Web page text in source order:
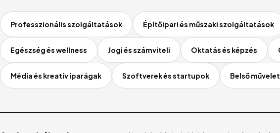
Professzionális szolgáltatások Építőipari és műszaki szolgáltatások
Egészség és wellness Jogi és számviteli Oktatás és képzés
Média és kreatív iparágak Szoftverek és startupok Belső